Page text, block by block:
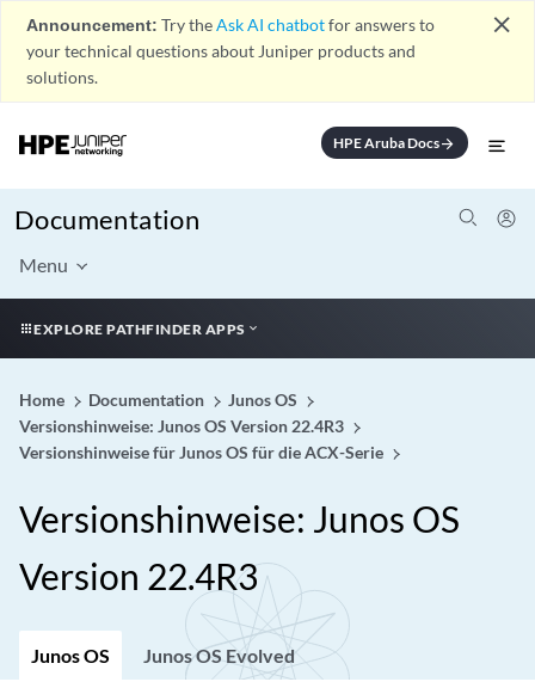
Announcement: Try theAsk AI chatbotfor answers to
your technical questions about Juniper products and
solutions.
close
HPE Aruba Docsarrow_forward
Documentation
Menu
EXPLORE PATHFINDER APPS
Home Documentation
Junos OS
Versionshinweise: Junos OS Version 22.4R3
Versionshinweise für Junos OS für die ACX-Serie
Versionshinweise: Junos OS
Version 22.4R3
Junos OS Junos OS Evolved